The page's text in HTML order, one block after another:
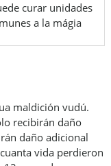
curar unidades
a la mágia
maldición vudú.
recibirán daño
daño adicional
vida perdieron